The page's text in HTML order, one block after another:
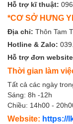
Hỗ trợ kĩ thuật:
*CƠ SỞ HƯNG
Địa chỉ: Thôn Tam
Hotline & Zalo:
Hỗ trợ đơn
Thời gian làm
Tất cả các ngày
Sáng: 8h -12h
Chiều: 14h00 -
Website: https://